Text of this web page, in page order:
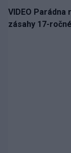
VIDEO Parádna
zásahy 17-